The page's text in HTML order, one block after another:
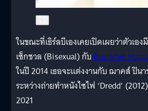
ในขณะที่เธิร์ลบีเองเคยเปิดเผยว่าตัวเอ
เซ็กชวล (Bisexual) กับBrooklyn
ในปี 2014 เธอจะแต่งงานกับ ฌาคส์ ปินา
ระหว่างถ่ายทำหนังไซไฟ ‘Dredd’
2021